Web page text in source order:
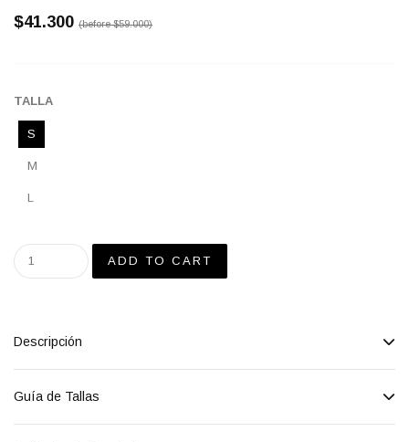
$41.300 (before$59.000)
TALLA
S
M
L
Descripción
Guía de Tallas